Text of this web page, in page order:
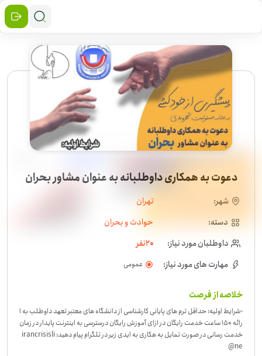
دعوت به همکاری داوطلبانه به عنوان مشاور بحران
شهر:
تهران
دسته:
حوادث و بحران
داوطلبان مورد نیاز:
20نفر
مهارت های مورد نیاز:
عمومی
خلاصه از فرصت
-
شرایط اولیه: حداقل ترم های پایانی کارشناسی از دانشگاه های معتبر تعهد داوطلب به ا
رائه 150 ساعت خدمت رایگان در ازای آموزش رایگان درسترسی به اینترنت پایدار در زمان
خدمت رسانی در صورت تمایل به هکاری به ایدی زیر در تلگرام پیام دهید: irancrisisli
ne@